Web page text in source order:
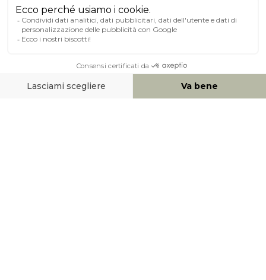
A PROPOSITO DI MILIBOO
AIUTO & CONTATTO